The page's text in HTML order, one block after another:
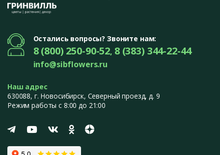
Остались вопросы? Звоните нам:
8 (800) 250-90-52, 8 (383) 344-22-44
info@sibflowers.ru
Наш адрес
630088, г. Новосибирск, Северный проезд, д. 9
Режим работы с 8:00 до 21:00